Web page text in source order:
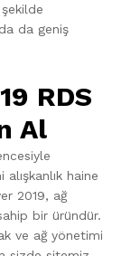
şekilde
da geniş
RDS
Al
haine
2019, ağ
bir üründür.
ve ağ yönetimi